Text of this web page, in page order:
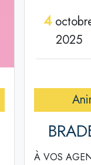
4
2025
À VOS